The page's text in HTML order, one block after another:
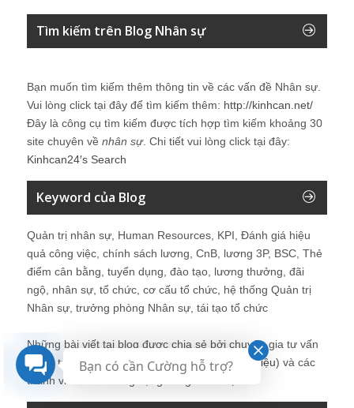
Tìm kiếm trên Blog Nhân sự
Bạn muốn tìm kiếm thêm thông tin về các vấn đề Nhân sự
Vui lòng click tại đây để tìm kiếm thêm: http://kinhcan.net/
Đây là công cụ tìm kiếm được tích hợp tìm kiếm khoảng 30
site chuyên về nhân sự. Chi tiết vui lòng click tại đây:
Kinhcan24′s Search
Keyword của Blog
Quản trị nhân sự, Human Resources, KPI, Đánh giá hiệu
quả công việc, chính sách lương, CnB, lương 3P, BSC, Thẻ
điểm cân bằng, tuyển dụng, đào tạo, lương thưởng, đãi
ngộ, nhân sự, tổ chức, cơ cấu tổ chức, hệ thống Quản trị
Nhân sự, trưởng phòng Nhân sự, tái tạo tổ chức
Những bài viết tại blog được chia sẻ bởi chuyên gia tư vấn
Quản trị Nhân sự Nguyễn Hùng Cường (giới thiệu) và các
thành viên khác trong cộng đồng Nhân sự.
Bạn có cần Cường hỗ trợ?